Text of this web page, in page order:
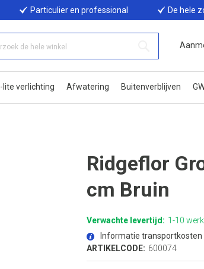
Particulier en professional De hele
lite verlichting Afwatering Buitenverblijven
Ridgeflor
cm Bruin
Verwachte levertijd: 1-10
Informatie
ARTIKELCODE: 600074